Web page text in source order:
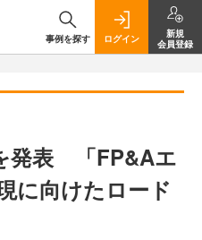
事例を探す ログイン
新規
会員登録
発表 「FP&Aエ
に向けたロード